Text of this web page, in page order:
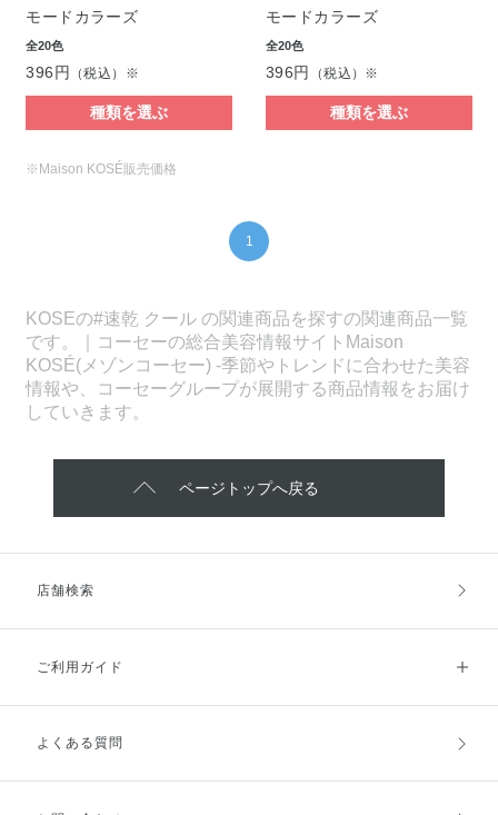
モードカラーズ
全20色
396円 （税込）※
種類を選ぶ
モードカラーズ
全20色
396円 （税込）※
種類を選ぶ
※Maison KOSÉ販売価格
1
KOSEの#速乾 クール の関連商品を探すの関連商品一覧
です。｜コーセーの総合美容情報サイトMaison
KOSÉ(メゾンコーセー) -季節やトレンドに合わせた美容
情報や、コーセーグループが展開する商品情報をお届け
していきます。
ページトップへ戻る
店舗検索
ご利用ガイド
ご利用ガイドトップ
よくある質問